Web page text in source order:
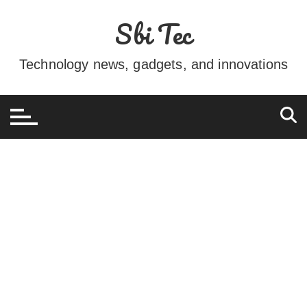
conteúdo
Sbi Tec
Technology news, gadgets, and innovations